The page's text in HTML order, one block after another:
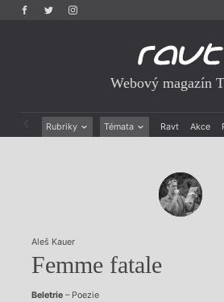
Webový magazín
Rubriky Témata Ravt Akce
Aleš Kauer
Femme fatale
Beletrie– Poezie